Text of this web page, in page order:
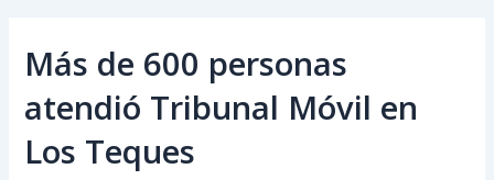
Más de 600 personas
atendió Tribunal Móvil en
Los Teques